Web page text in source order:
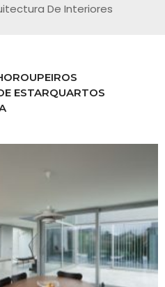
De Interiores
ROUPEIROS
ESTARQUARTOS